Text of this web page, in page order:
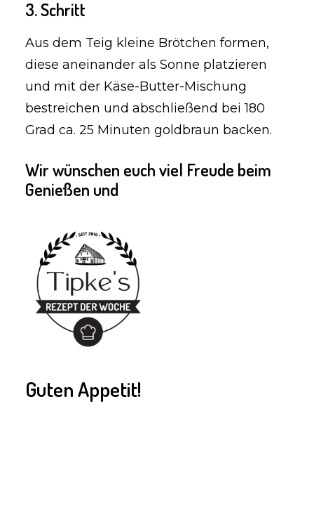
3. Schritt
Aus dem Teig kleine Brötchen formen,
diese aneinander als Sonne platzieren
und mit der Käse-Butter-Mischung
bestreichen und abschließend bei 180
Grad ca. 25 Minuten goldbraun backen.
Wir wünschen euch viel Freude beim
Genießen und
Guten Appetit!